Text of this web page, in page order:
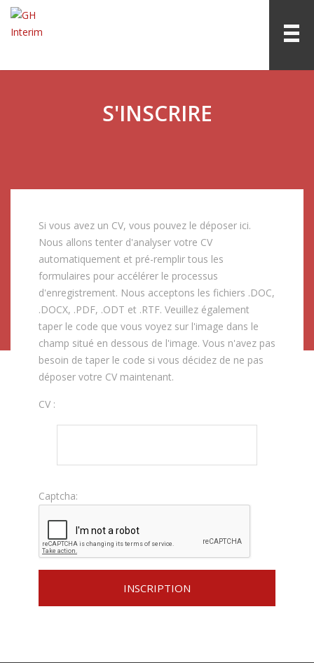
S'INSCRIRE
Si vous avez un CV, vous pouvez le déposer ici.
Nous allons tenter d'analyser votre CV
automatiquement et pré-remplir tous les
formulaires pour accélérer le processus
d'enregistrement. Nous acceptons les fichiers .DOC,
.DOCX, .PDF, .ODT et .RTF. Veuillez également
taper le code que vous voyez sur l'image dans le
champ situé en dessous de l'image. Vous n'avez pas
besoin de taper le code si vous décidez de ne pas
déposer votre CV maintenant.
CV :
Captcha: